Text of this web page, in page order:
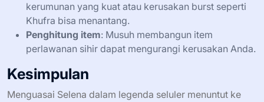
kerumunan yang kuat atau kerusakan burst seperti
Khufra bisa menantang.
Penghitung item: Musuh membangun item
perlawanan sihir dapat mengurangi kerusakan Anda.
Kesimpulan
Menguasai Selena dalam legenda seluler menuntut ke